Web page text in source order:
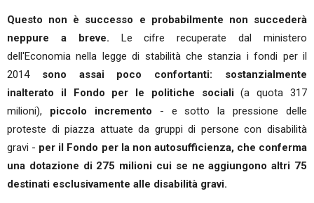
Questo non è successo e probabilmente non succederà
neppure a breve. Le cifre recuperate dal ministero
dell'Economia nella legge di stabilità che stanzia i fondi per il
2014 sono assai poco confortanti: sostanzialmente
inalterato il Fondo per le politiche sociali(a quota 317
milioni), piccolo incremento - e sotto la pressione delle
proteste di piazza attuate da gruppi di persone con disabilità
gravi - per il Fondo per la non autosufficienza, che conferma
una dotazione di 275 milioni cui se ne aggiungono altri 75
destinati esclusivamente alle disabilità gravi.